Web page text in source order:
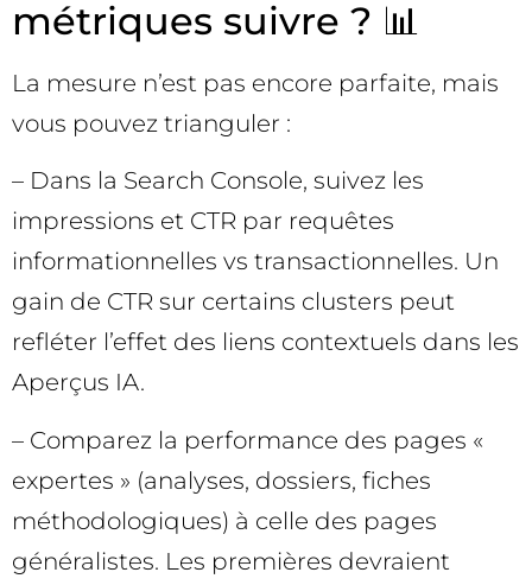
métriques suivre ? 📊
La mesure n’est pas encore parfaite, mais
vous pouvez trianguler :
– Dans la Search Console, suivez les
impressions et CTR par requêtes
informationnelles vs transactionnelles. Un
gain de CTR sur certains clusters peut
refléter l’effet des liens contextuels dans les
Aperçus IA.
– Comparez la performance des pages «
expertes » (analyses, dossiers, fiches
méthodologiques) à celle des pages
généralistes. Les premières devraient